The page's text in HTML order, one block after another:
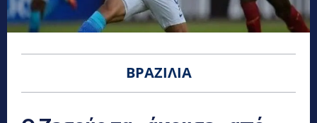
ΒΡΑΖΙΛΊΑ